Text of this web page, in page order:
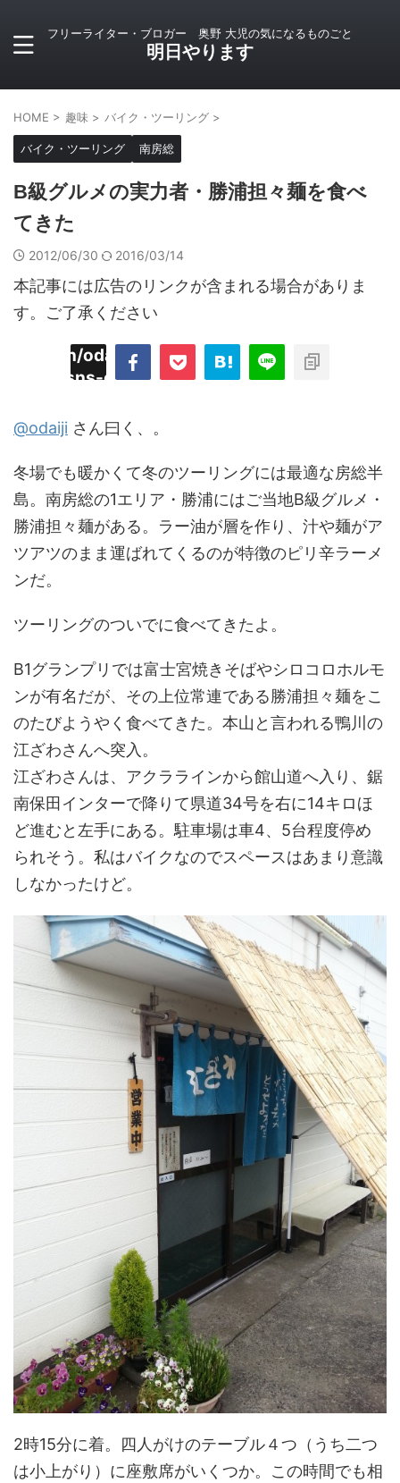
フリーライター・ブロガー 奥野 大児の気になるものごと
明日やります
HOME > 趣味 > バイク・ツーリング >
バイク・ツーリング 南房総
B級グルメの実力者・勝浦担々麺を食べ
てきた
2012/06/30 2016/03/14
本記事には広告のリンクが含まれる場合がありま
す。ご了承ください
odaiji.com/public_html/blog/wp-
sns-count-cache/sns-count-
@odaiji さん曰く、。
冬場でも暖かくて冬のツーリングには最適な房総半
島。南房総の1エリア・勝浦にはご当地B級グルメ・
勝浦担々麺がある。ラー油が層を作り、汁や麺がア
ツアツのまま運ばれてくるのが特徴のピリ辛ラーメ
ンだ。
ツーリングのついでに食べてきたよ。
B1グランプリでは富士宮焼きそばやシロコロホルモ
ンが有名だが、その上位常連である勝浦担々麺をこ
のたびようやく食べてきた。本山と言われる鴨川の
江ざわさんへ突入。
江ざわさんは、アクララインから館山道へ入り、鋸
南保田インターで降りて県道34号を右に14キロほ
ど進むと左手にある。駐車場は車4、5台程度停め
られそう。私はバイクなのでスペースはあまり意識
しなかったけど。
2時15分に着。四人がけのテーブル４つ（うち二つ
は小上がり）に座敷席がいくつか。この時間でも相